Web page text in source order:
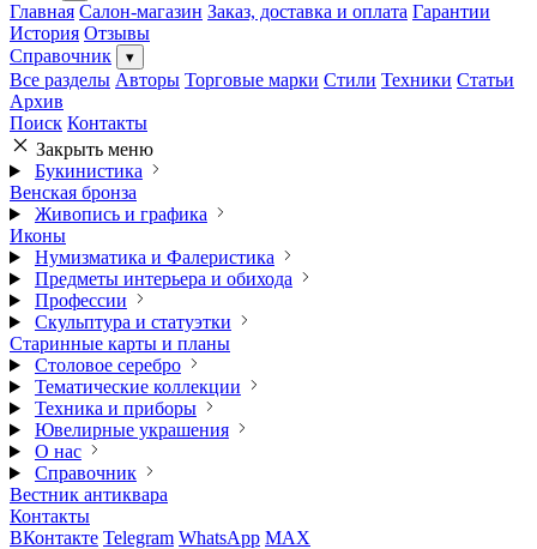
Главная Салон-магазин Заказ, доставка и оплата Гарантии
История Отзывы
Справочник
▾
Все разделы Авторы Торговые марки Стили Техники Статьи
Архив
Поиск Контакты
Закрыть меню
Букинистика
Венская бронза
Живопись и графика
Иконы
Нумизматика и Фалеристика
Предметы интерьера и обихода
Профессии
Скульптура и статуэтки
Старинные карты и планы
Столовое серебро
Тематические коллекции
Техника и приборы
Ювелирные украшения
О нас
Справочник
Вестник антиквара
Контакты
ВКонтакте Telegram WhatsApp MAX